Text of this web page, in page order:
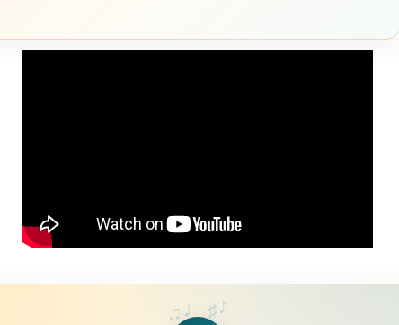
♫ ♩ ♯♪